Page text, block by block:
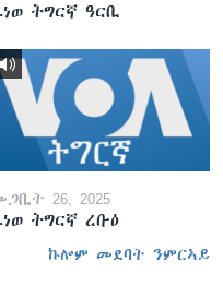
ትግርኛ ዓርቢ
26, 2025
ትግርኛ ረቡዕ
ኩሎም መደባት ንምርኣይ